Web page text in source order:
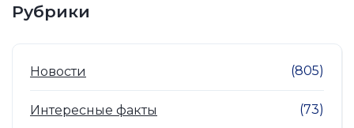
Рубрики
Новости (805)
Интересные факты (73)